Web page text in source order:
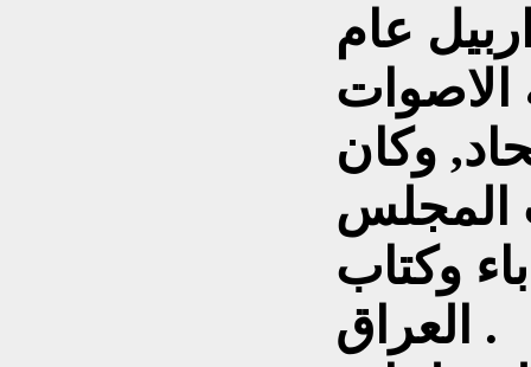
عام
الاصوات
وكان
المجلس
وكتاب
العراق .